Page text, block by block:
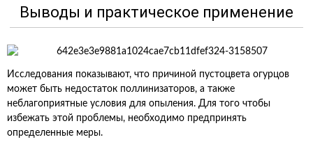
Выводы и практическое применение
Исследования показывают, что причиной пустоцвета огурцов
может быть недостаток поллинизаторов, а также
неблагоприятные условия для опыления. Для того чтобы
избежать этой проблемы, необходимо предпринять
определенные меры.